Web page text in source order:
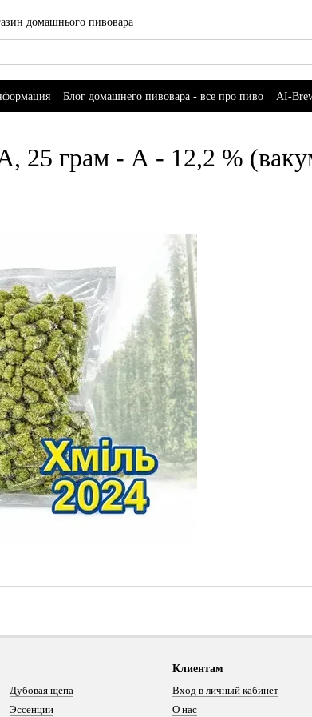
домашнього пивовара
Блог домашнего пивовара - все про пиво AI-
25 грам - А - 12,2 %
Дубовая щепа
Эссенции
Клиентам
Вход в личный кабинет
О нас